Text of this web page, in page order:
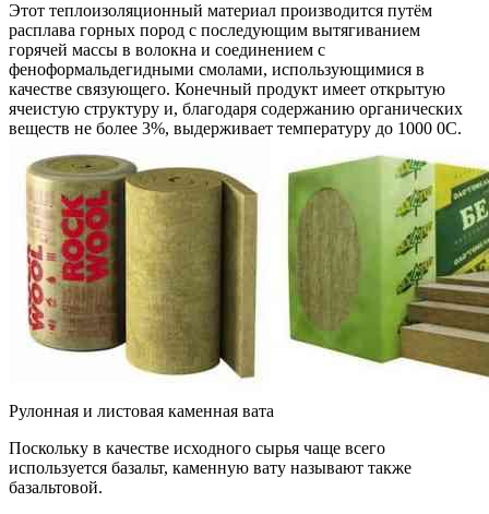
Этот теплоизоляционный материал производится путём
расплава горных пород с последующим вытягиванием
горячей массы в волокна и соединением с
феноформальдегидными смолами, использующимися в
качестве связующего. Конечный продукт имеет открытую
ячеистую структуру и, благодаря содержанию органических
веществ не более 3%, выдерживает температуру до 1000 0С.
Рулонная и листовая каменная вата
Поскольку в качестве исходного сырья чаще всего
используется базальт, каменную вату называют также
базальтовой.